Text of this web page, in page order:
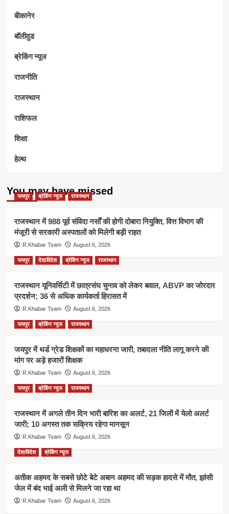
बीकानेर
बॉलीवुड
ब्रेकिंग न्यूज
राजनीति
राजस्थान
राशिफल
शिक्षा
हेल्थ
You may have missed
जयपुर ब्रेकिंग न्यूज राजस्थान
राजस्थान में 988 पूर्व संविदा नर्सों की होगी दोबारा नियुक्ति, वित्त विभाग की
मंजूरी से सरकारी अस्पतालों को मिलेगी बड़ी राहत
R.Khabar Team August 6, 2026
जयपुर देश/विदेश ब्रेकिंग न्यूज राजस्थान
राजस्थान यूनिवर्सिटी में छात्रसंघ चुनाव को लेकर बवाल, ABVP का जोरदार
प्रदर्शन; 36 से अधिक कार्यकर्ता हिरासत में
R.Khabar Team August 6, 2026
जयपुर ब्रेकिंग न्यूज राजस्थान
जयपुर में थर्ड ग्रेड शिक्षकों का महाधरना जारी, तबादला नीति लागू करने की
मांग पर अड़े हजारों शिक्षक
R.Khabar Team August 6, 2026
जयपुर ब्रेकिंग न्यूज राजस्थान
राजस्थान में अगले तीन दिन भारी बारिश का अलर्ट, 21 जिलों में येलो अलर्ट
जारी; 10 अगस्त तक सक्रिय रहेगा मानसून
R.Khabar Team August 6, 2026
देश/विदेश ब्रेकिंग न्यूज
अतीक अहमद के सबसे छोटे बेटे अबान अहमद की सड़क हादसे में मौत, झांसी
जेल में बंद भाई अली से मिलने जा रहा था
R.Khabar Team August 6, 2026